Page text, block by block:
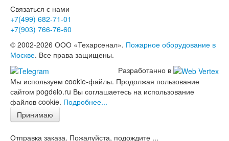
Связаться с нами
+7(499) 682-71-01
+7(903) 766-76-60
© 2002-2026 ООО «Техарсенал». Пожарное оборудование в
Москве. Все права защищены.
Разработанно в
Мы используем cookie-файлы. Продолжая пользование
сайтом pogdelo.ru Вы соглашаетесь на использование
файлов cookie. Подробнее...
Принимаю
Отправка заказа. Пожалуйста, подождите ...